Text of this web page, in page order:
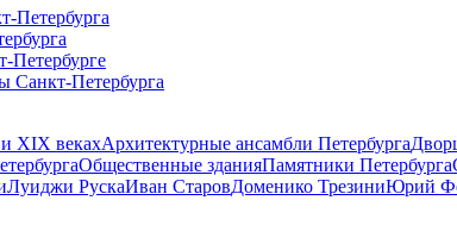
Петербурга
Петербурге
Санкт-Петербурга
и XIX векахАрхитектурные ансамбли Петербурга
Общественные зданияПамятники Петербурга
Луиджи РускаИван СтаровДоменико ТрезиниЮрий